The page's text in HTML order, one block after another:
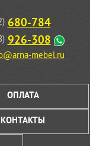
680-784
926-308
mebel.ru
ОПЛАТА
КОНТАКТЫ